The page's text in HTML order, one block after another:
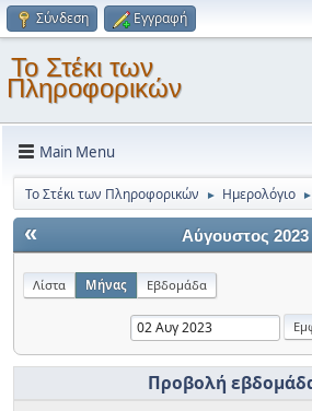
Σύνδεση Εγγραφή
Το Στέκι των
Πληροφορικών
Main Menu
Το Στέκι των Πληροφορικών ► Ημερολόγιο ►
« Αύγουστος 2023
Λίστα Μήνας Εβδομάδα